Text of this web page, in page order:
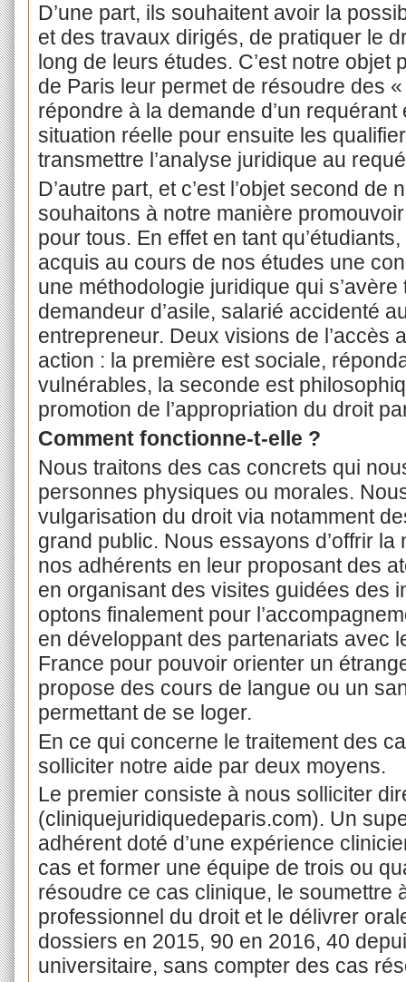
D’une part, ils souhaitent avoir la
et des travaux dirigés, de pratiquer le
long de leurs études. C’est notre
de Paris leur permet de résoudre des
répondre à la demande d’un requérant
situation réelle pour ensuite les
transmettre l’analyse juridique au
D’autre part, et c’est l’objet second de
souhaitons à notre manière
pour tous. En effet en tant
acquis au cours de nos études une
une méthodologie juridique qui
demandeur d’asile, salarié accidenté
entrepreneur. Deux visions de l’accès
action : la première est sociale,
vulnérables, la seconde est
promotion de l’appropriation du droit
Comment fonctionne-t-elle ?
Nous traitons des cas concrets qui
personnes physiques ou morales.
vulgarisation du droit via notamment
grand public. Nous essayons d’offrir
nos adhérents en leur proposant des
en organisant des visites guidées des
optons finalement pour
en développant des partenariats avec
France pour pouvoir orienter un
propose des cours de langue ou un
permettant de se loger.
En ce qui concerne le traitement des
solliciter notre aide par deux moyens.
Le premier consiste à nous solliciter
(cliniquejuridiquedeparis.com). Un
adhérent doté d’une expérience
cas et former une équipe de trois ou
résoudre ce cas clinique, le soumettre
professionnel du droit et le délivrer
dossiers en 2015, 90 en 2016, 40
universitaire, sans compter des cas